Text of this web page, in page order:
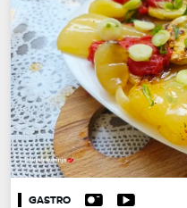
GASTRO